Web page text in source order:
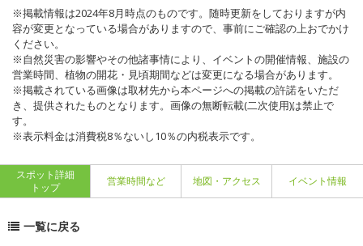
※掲載情報は2024年8月時点のものです。随時更新をしておりますが内
容が変更となっている場合がありますので、事前にご確認の上おでかけ
ください。
※自然災害の影響やその他諸事情により、イベントの開催情報、施設の
営業時間、植物の開花・見頃期間などは変更になる場合があります。
※掲載されている画像は取材先から本ページへの掲載の許諾をいただ
き、提供されたものとなります。画像の無断転載(二次使用)は禁止で
す。
※表示料金は消費税8％ないし10％の内税表示です。
スポット詳細
トップ
営業時間など 地図・アクセス イベント情報
一覧に戻る